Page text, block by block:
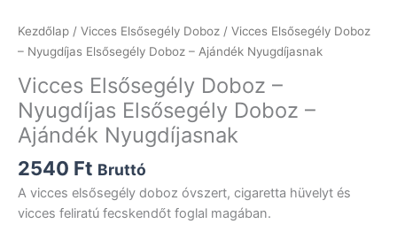
Kezdőlap / Vicces Elsősegély Doboz / Vicces Elsősegély Doboz
– Nyugdíjas Elsősegély Doboz – Ajándék Nyugdíjasnak
Vicces Elsősegély Doboz –
Nyugdíjas Elsősegély Doboz –
Ajándék Nyugdíjasnak
2540 Ft Bruttó
A vicces elsősegély doboz óvszert, cigaretta hüvelyt és
vicces feliratú fecskendőt foglal magában.